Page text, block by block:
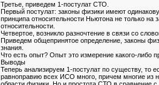
Третье, приведем 1-постулат СТО.
Первый постулат: законы физики имеют
принципа относительности Ньютона не только
относительности.
Четвертое, возникло разночтение в связи со
Приведем общепринятое определение, законы
знания.
Что есть опыт? Опыт это измерение какого-либо
Выводы
Теперь анализируем 1-постулат по существу, то
равноправию всех ИСО много, причем многие из